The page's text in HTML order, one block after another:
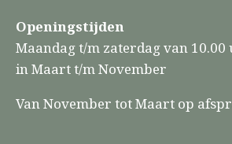
Openingstijden
Maandag t/m zaterdag van 10.00
in Maart t/m November
Van November tot Maart op